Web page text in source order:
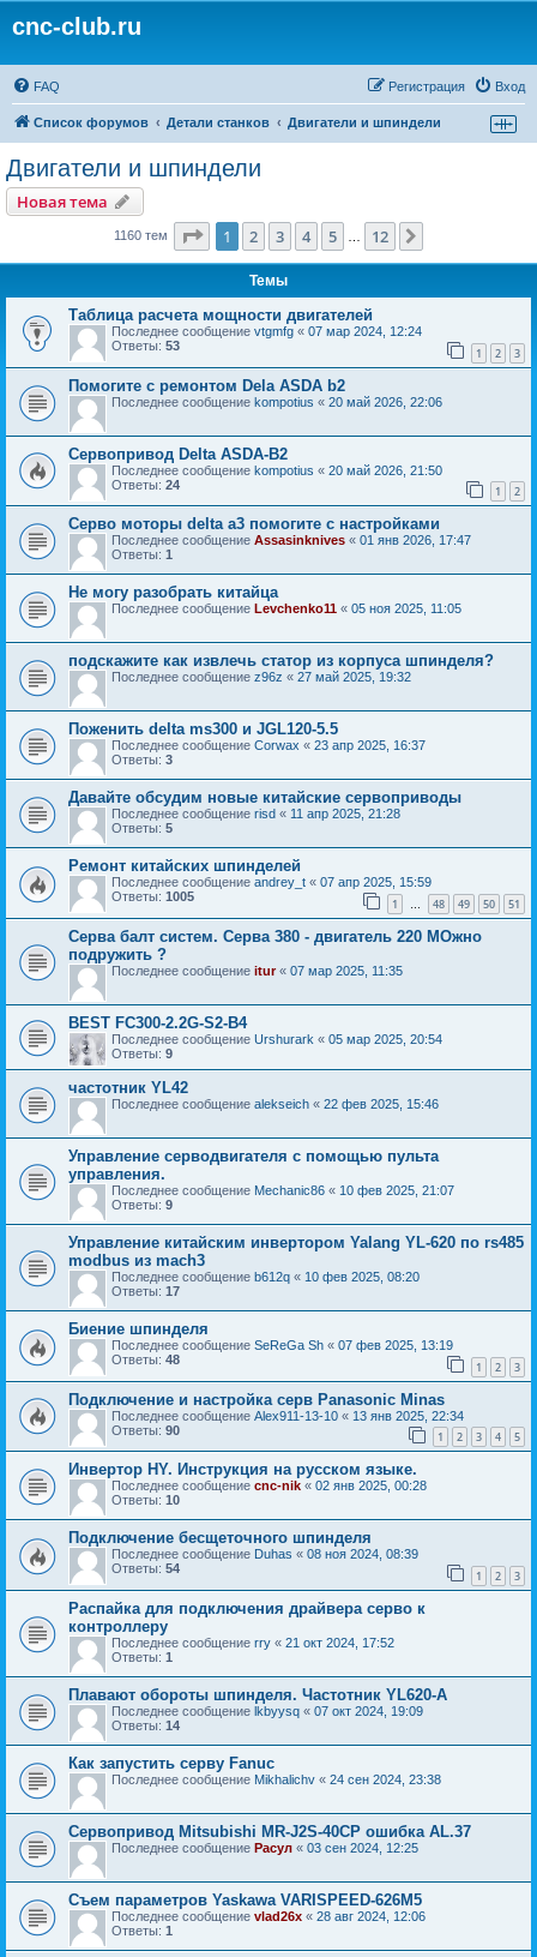
cnc-club.ru
FAQ Вход
Регистрация
Список форумов Детали станков Двигатели и шпиндели
Двигатели и шпиндели
Новая тема
1160 тем Страница из 12
1 2 3 4 5 12
Темы
Таблица расчета мощности двигателей
Последнее сообщение vtgmfg « 07 мар 2024, 12:24
Ответы: 53 1 2 3
Помогите с ремонтом Dela ASDA b2
Последнее сообщение kompotius « 20 май 2026, 22:06
Сервопривод Delta ASDA-B2
Последнее сообщение kompotius « 20 май 2026, 21:50
Ответы: 24 1 2
Серво моторы delta a3 помогите с настройками
Последнее сообщение Assasinknives « 01 янв 2026, 17:47
Ответы: 1
Не могу разобрать китайца
Последнее сообщение Levchenko11 « 05 ноя 2025, 11:05
подскажите как извлечь статор из корпуса шпинделя?
Последнее сообщение z96z « 27 май 2025, 19:32
Поженить delta ms300 и JGL120-5.5
Последнее сообщение Corwax « 23 апр 2025, 16:37
Ответы: 3
Давайте обсудим новые китайские сервоприводы
Последнее сообщение risd « 11 апр 2025, 21:28
Ответы: 5
Ремонт китайских шпинделей
Последнее сообщение andrey_t « 07 апр 2025, 15:59
Ответы: 1005 1 … 48 49 50 51
Серва балт систем. Серва 380 - двигатель 220 МОжно
подружить ?
Последнее сообщение itur« 07 мар 2025, 11:35
BEST FC300-2.2G-S2-B4
Последнее сообщение Urshurark « 05 мар 2025, 20:54
Ответы: 9
частотник YL42
Последнее сообщение alekseich « 22 фев 2025, 15:46
Управление серводвигателя с помощью пульта
управления.
Последнее сообщение Mechanic86 « 10 фев 2025, 21:07
Ответы: 9
Управление китайским инвертором Yalang YL-620 по rs485
modbus из mach3
Последнее сообщение b612q « 10 фев 2025, 08:20
Ответы: 17
Биение шпинделя
Последнее сообщение SeReGa Sh « 07 фев 2025, 13:19
Ответы: 48 1 2 3
Подключение и настройка серв Panasonic Minas
Последнее сообщение Alex911-13-10 « 13 янв 2025, 22:34
Ответы: 90 1 2 3 4 5
Инвертор HY. Инструкция на русском языке.
Последнее сообщение cnc-nik « 02 янв 2025, 00:28
Ответы: 10
Подключение бесщеточного шпинделя
Последнее сообщение Duhas « 08 ноя 2024, 08:39
Ответы: 54 1 2 3
Распайка для подключения драйвера серво к
контроллеру
Последнее сообщение rry « 21 окт 2024, 17:52
Ответы: 1
Плавают обороты шпинделя. Частотник YL620-A
Последнее сообщение lkbyysq « 07 окт 2024, 19:09
Ответы: 14
Как запустить серву Fanuc
Последнее сообщение Mikhalichv « 24 сен 2024, 23:38
Сервопривод Mitsubishi MR-J2S-40CP ошибка AL.37
Последнее сообщение Расул « 03 сен 2024, 12:25
Съем параметров Yaskawa VARISPEED-626M5
Последнее сообщение vlad26x « 28 авг 2024, 12:06
Ответы: 1